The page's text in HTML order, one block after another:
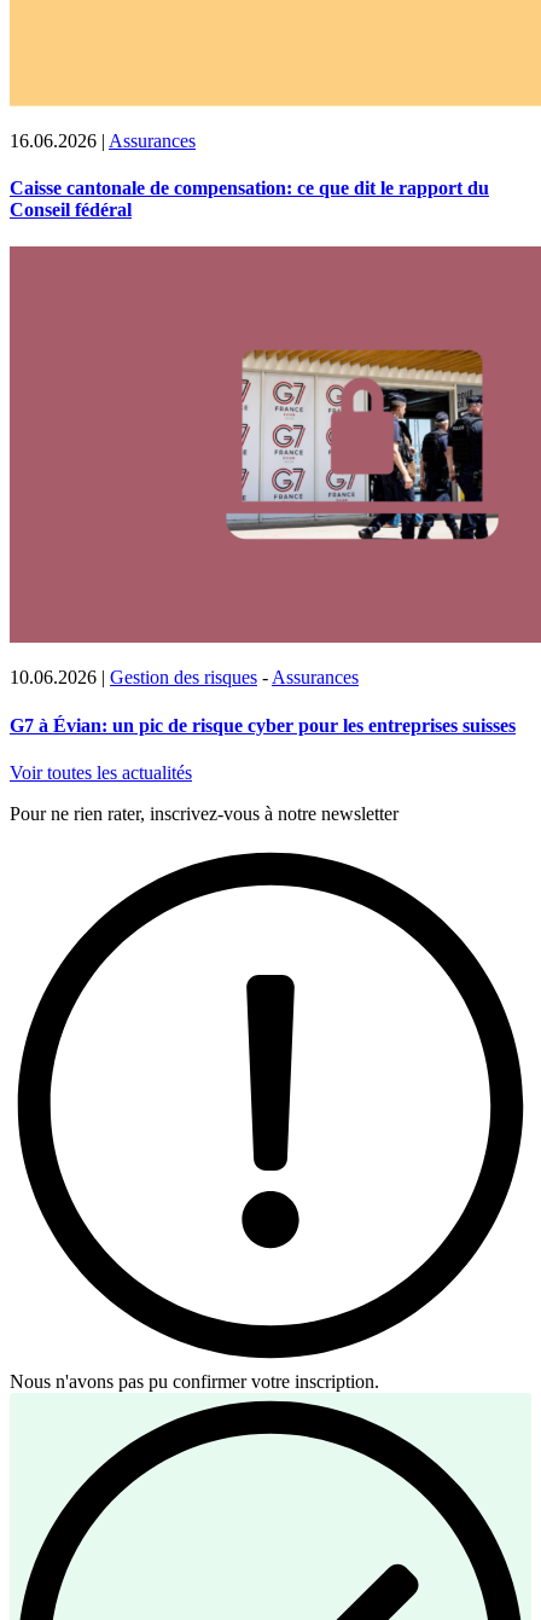
16.06.2026 | Assurances
Caisse cantonale de compensation: ce que dit le rapport du
Conseil fédéral
10.06.2026 | Gestion des risques - Assurances
G7 à Évian: un pic de risque cyber pour les entreprises suisses
Voir toutes les actualités
Pour ne rien rater, inscrivez-vous à notre newsletter
Nous n'avons pas pu confirmer votre inscription.